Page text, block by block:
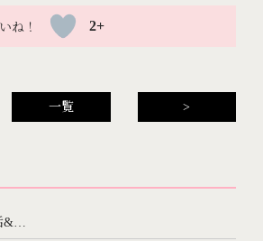
2+
一覧 >
&…